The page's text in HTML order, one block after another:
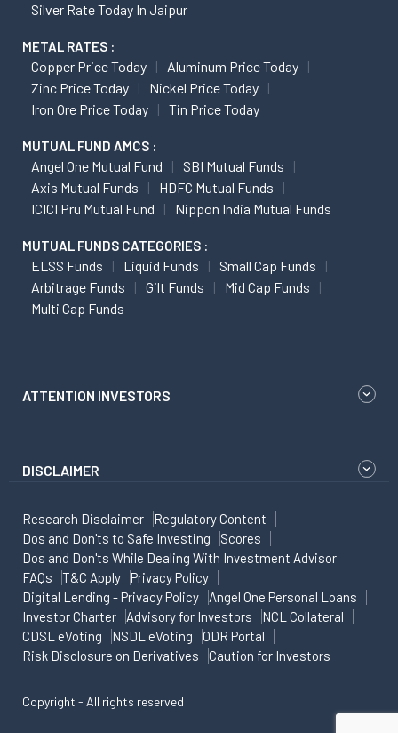
Silver Rate Today In Jaipur
METAL RATES :
Copper Price Today
Aluminum Price Today
Zinc Price Today
Nickel Price Today
Iron Ore Price Today
Tin Price Today
MUTUAL FUND AMCS :
Angel One Mutual Fund
SBI Mutual Funds
Axis Mutual Funds
HDFC Mutual Funds
ICICI Pru Mutual Fund
Nippon India Mutual Funds
MUTUAL FUNDS CATEGORIES :
ELSS Funds Liquid Funds
Small Cap Funds
Arbitrage Funds
Gilt Funds
Mid Cap Funds
Multi Cap Funds
ATTENTION INVESTORS
DISCLAIMER
Research Disclaimer
Regulatory Content
Dos and Don'ts to Safe Investing
Scores
Dos and Don'ts While Dealing With Investment Advisor
FAQs
T&C Apply
Privacy Policy
Digital Lending - Privacy Policy
Angel One Personal Loans
Investor Charter
Advisory for Investors
NCL Collateral
CDSL eVoting
NSDL eVoting
ODR Portal
Risk Disclosure on Derivatives
Caution for Investors
Copyright - All rights reserved